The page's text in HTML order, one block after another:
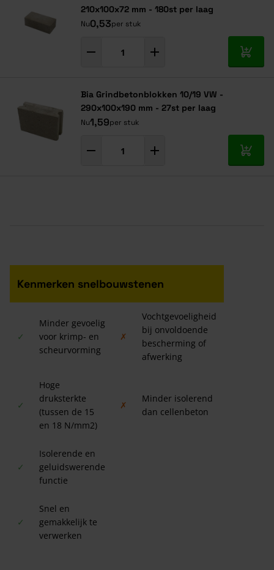
210x100x72 mm - 180st per laag
Nu0,53per stuk
In
Bia Grindbetonblokken 10/19 VW -
290x100x190 mm - 27st per laag
Nu1,59per stuk
In
Kenmerken snelbouwstenen
✓
Minder gevoelig
voor krimp- en
scheurvorming
✗
Vochtgevoeligheid
bij onvoldoende
bescherming of
afwerking
✓
Hoge
druksterkte
(tussen de 15
en 18 N/mm2)
✗
Minder isolerend
dan cellenbeton
✓
Isolerende en
geluidswerende
functie
✓
Snel en
gemakkelijk te
verwerken